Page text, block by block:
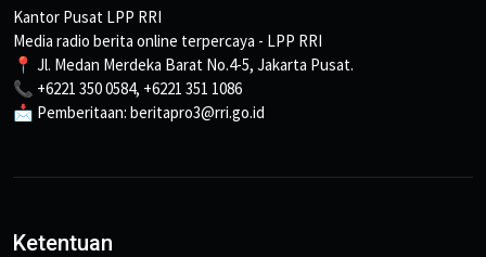
Kantor Pusat LPP RRI
Media radio berita online terpercaya - LPP RRI
📍 Jl. Medan Merdeka Barat No.4-5, Jakarta Pusat.
📞 +6221 350 0584, +6221 351 1086
📩 Pemberitaan: beritapro3@rri.go.id
Ketentuan